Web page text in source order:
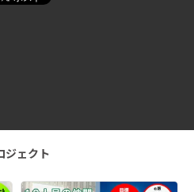
ジェクト